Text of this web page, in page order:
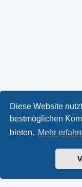
Diese Website
bestmöglichen
bieten. Mehr